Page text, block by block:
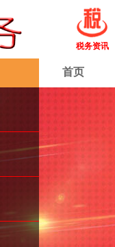
税务资讯
首页